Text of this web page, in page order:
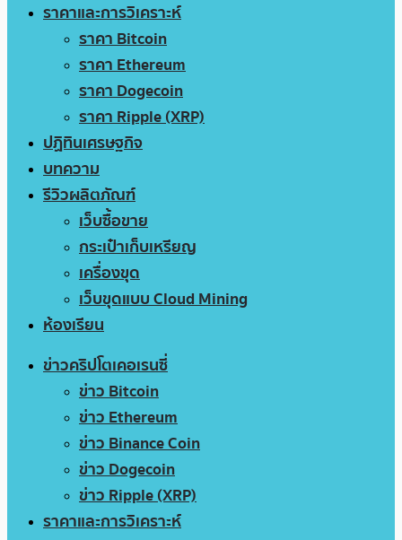
ราคาและการวิเคราะห์
ราคา Bitcoin
ราคา Ethereum
ราคา Dogecoin
ราคา Ripple (XRP)
ปฏิทินเศรษฐกิจ
บทความ
รีวิวผลิตภัณฑ์
เว็บซื้อขาย
กระเป๋าเก็บเหรียญ
เครื่องขุด
เว็บขุดแบบ Cloud Mining
ห้องเรียน
ข่าวคริปโตเคอเรนซี่
ข่าว Bitcoin
ข่าว Ethereum
ข่าว Binance Coin
ข่าว Dogecoin
ข่าว Ripple (XRP)
ราคาและการวิเคราะห์